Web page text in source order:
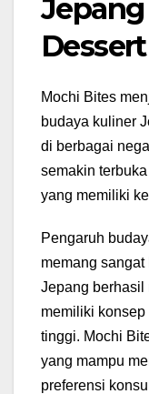
Mochi Bites
budaya kuliner
di berbagai
semakin
yang memiliki
Pengaruh
memang
Jepang berhasil
memiliki
tinggi. Mochi
yang mampu
preferensi